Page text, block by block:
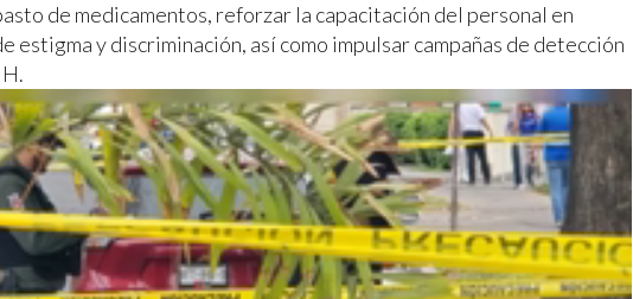
de medicamentos, reforzar la capacitación del personal en
estigma y discriminación, así como impulsar campañas de detección